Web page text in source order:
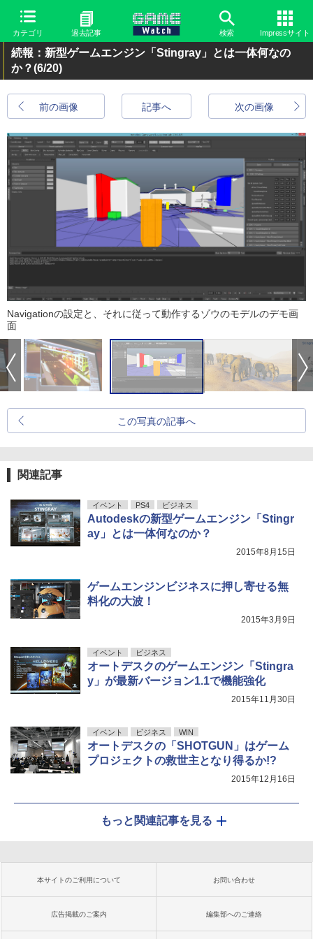
カテゴリ 過去記事 検索 Impressサイト
続報：新型ゲームエンジン「Stingray」とは一体何なの
か？(6/20)
前の画像 次の画像
記事へ
Navigationの設定と、それに従って動作するゾウのモデルのデモ画
面
この写真の記事へ
関連記事
イベント PS4 ビジネス
Autodeskの新型ゲームエンジン「Stingr
ay」とは一体何なのか？
2015年8月15日
ゲームエンジンビジネスに押し寄せる無
料化の大波！
2015年3月9日
イベント ビジネス
オートデスクのゲームエンジン「Stingra
y」が最新バージョン1.1で機能強化
2015年11月30日
イベント ビジネス WIN
オートデスクの「SHOTGUN」はゲーム
プロジェクトの救世主となり得るか!?
2015年12月16日
もっと関連記事を見る
本サイトのご利用について お問い合わせ
広告掲載のご案内 編集部へのご連絡